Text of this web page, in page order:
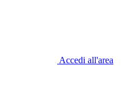
Accedi all'area